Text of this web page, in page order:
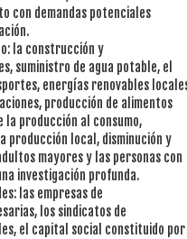
con demandas potenciales
la construcción y
suministro de agua potable, el
energías renovables
producción de alimentos
la producción al consumo,
producción local, disminución y
mayores y las personas con
investigación profunda.
las empresas de
los sindicatos de
el capital social constituido por